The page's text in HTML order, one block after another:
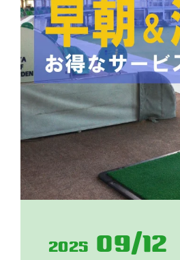
2025 09/12